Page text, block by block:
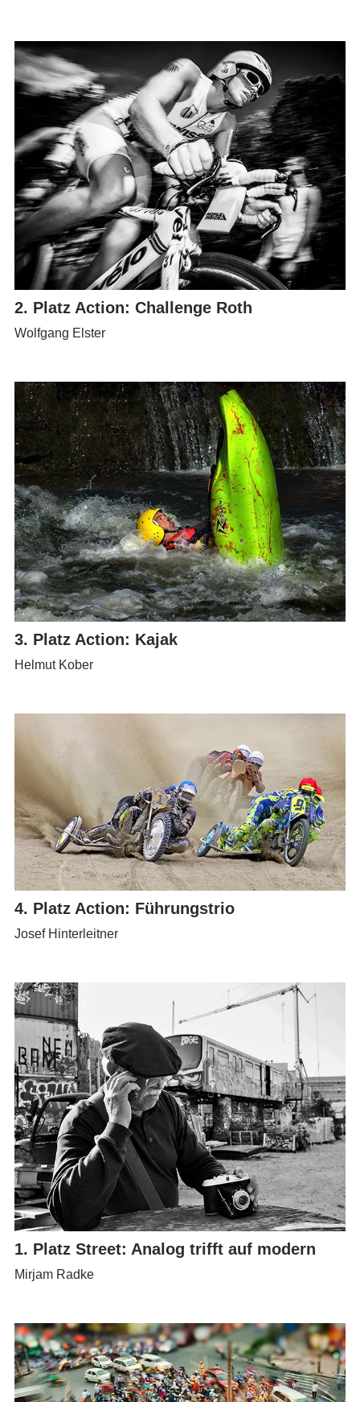
2. Platz Action: Challenge Roth
Wolfgang Elster
3. Platz Action: Kajak
Helmut Kober
4. Platz Action: Führungstrio
Josef Hinterleitner
1. Platz Street: Analog trifft auf modern
Mirjam Radke